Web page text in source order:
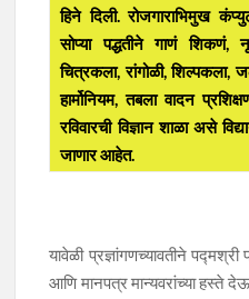
हिने दिली. रोजगाराभिमुख
सोप्या पद्धतीने गाणं शिकणं,
चित्रकला, रांगोळी,
हार्मोनियम, तबला वादन
रविवारची विज्ञान शाळा असे
जाणार आहेत.
यावेळी प्रज्ञांगणच्यावतीने
आणि मानपत्र मान्यवरांच्या हस्ते